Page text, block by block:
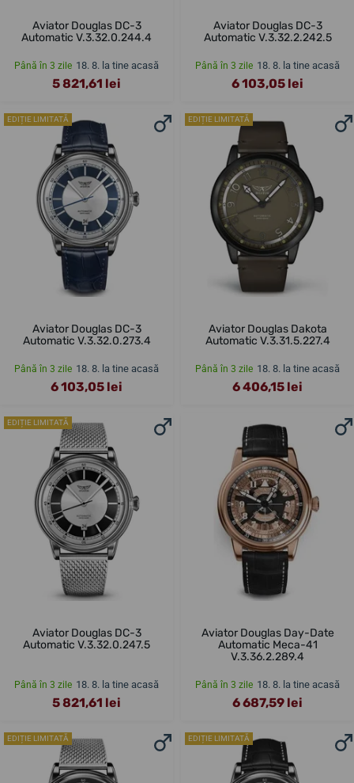
Aviator Douglas DC-3
Automatic V.3.32.0.244.4
Până în 3 zile 18. 8. la tine acasă
5 821,61 lei
Aviator Douglas DC-3
Automatic V.3.32.2.242.5
Până în 3 zile 18. 8. la tine acasă
6 103,05 lei
EDIȚIE LIMITATĂ
Aviator Douglas DC-3
Automatic V.3.32.0.273.4
Până în 3 zile 18. 8. la tine acasă
6 103,05 lei
EDIȚIE LIMITATĂ
Aviator Douglas Dakota
Automatic V.3.31.5.227.4
Până în 3 zile 18. 8. la tine acasă
6 406,15 lei
EDIȚIE LIMITATĂ
Aviator Douglas DC-3
Automatic V.3.32.0.247.5
Până în 3 zile 18. 8. la tine acasă
5 821,61 lei
Aviator Douglas Day-Date
Automatic Meca-41
V.3.36.2.289.4
Până în 3 zile 18. 8. la tine acasă
6 687,59 lei
EDIȚIE LIMITATĂ EDIȚIE LIMITATĂ